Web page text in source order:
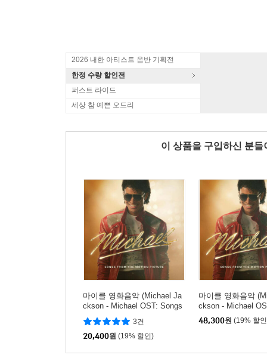
2026 내한 아티스트 음반 기획전
한정 수량 할인전
퍼스트 라이드
세상 참 예쁜 오드리
이 상품을 구입하신 분
마이클 영화음악 (Michael Ja
ckson - Michael OST: Songs
From the Motion Picture)
3건
20,400원 (19% 할인)
마이클 영화음악
ckson - Michael
From the Motion
세트테이프]
48,300원 (19% 할